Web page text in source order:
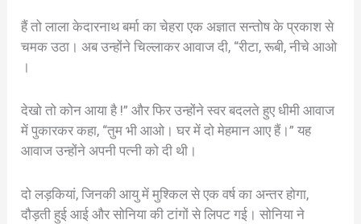
हैं तो लाला केदारनाथ बर्मा का चेहरा एक अज्ञात सन्तोष के प्रकाश से
चमक उठा। अब उन्होंने चिल्लाकर आवाज दी, “रीटा, रूबी, नीचे आओ
।
देखो तो कोन आया है !” और फिर उन्होंने स्वर बदलते हुए धीमी आवाज
में पुकारकर कहा, “तुम भी आओ। घर में दो मेहमान आए हैं।” यह
आवाज उन्होंने अपनी पत्नी को दी थी।
दो लड़कियां, जिनकी आयु में मुश्किल से एक वर्ष का अन्तर होगा,
दौड़ती हुई आई और सोनिया की टांगों से लिपट गई। सोनिया ने